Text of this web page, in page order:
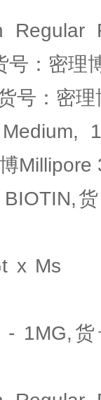
Regular
号：密理
号：密
Millipore
x Ms
- 1MG,